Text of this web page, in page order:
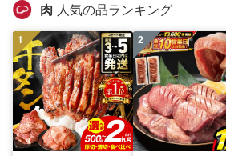
酒のあて 家計応援
南 藤沢
肉 人気の品ランキング
1 2